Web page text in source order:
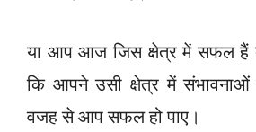
या आप आज जिस क्षेत्र में सफल हैं
कि आपने उसी क्षेत्र में
वजह से आप सफल हो पाए।